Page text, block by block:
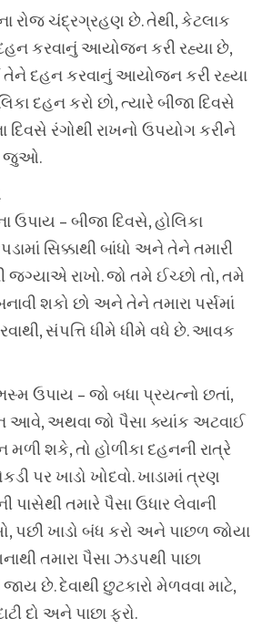
ના રોજ ચંદ્રગ્રહણ છે. તેથી, કેટલાક
દહન કરવાનું આયોજન કરી રહ્યા છે,
તેને દહન કરવાનું આયોજન કરી રહ્યા
દહન કરો છો, ત્યારે બીજા દિવસે
દિવસે રંગોથી રાખનો ઉપયોગ કરીને
જુઓ.
ઉપાય – બીજા દિવસે, હોલિકા
સિક્કાથી બાંધો અને તેને તમારી
જગ્યાએ રાખો. જો તમે ઈચ્છો તો, તમે
શકો છો અને તેને તમારા પર્સમાં
સંપત્તિ ધીમે ધીમે વધે છે. આવક
ઉપાય – જો બધા પ્રયત્નો છતાં,
આવે, અથવા જો પૈસા ક્યાંક અટવાઈ
શકે, તો હોળીકા દહનની રાત્રે
પર ખાડો ખોદવો. ખાડામાં ત્રણ
પાસેથી તમારે પૈસા ઉધાર લેવાની
ખાડો બંધ કરો અને પાછળ જોયા
તમારા પૈસા ઝડપથી પાછા
છે. દેવાથી છુટકારો મેળવવા માટે,
દો અને પાછા ફરો.